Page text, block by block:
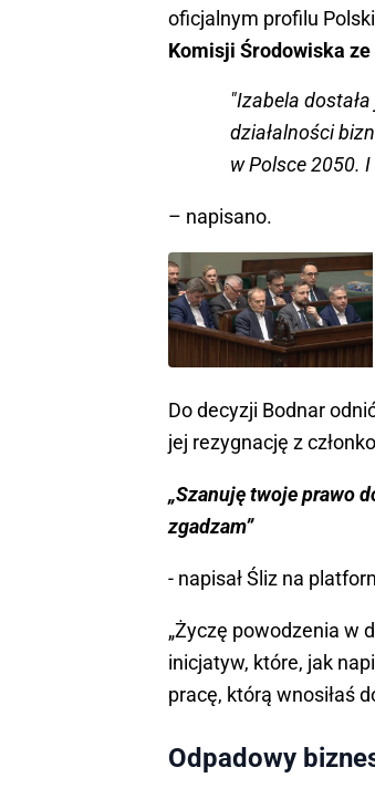
oficjalnym profilu
Komisji Środowiska
"Izabela
działalności
w Polsce 2050.
– napisano.
Do decyzji Bodnar
jej rezygnację z
„Szanuję twoje prawo
zgadzam”
- napisał Śliz na
„Życzę powodzenia w
inicjatyw, które, jak
pracę, którą wnosiłaś
Odpadowy